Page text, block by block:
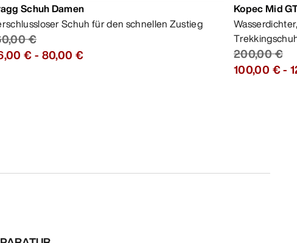
Schuh Damen
Schuh für den schnellen Zustieg
€
€- 80,00 €
Kopec Mid
200,00 €
100,00 €-